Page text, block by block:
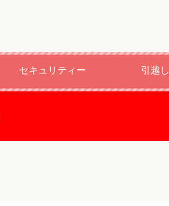
セキュリティー 引越し